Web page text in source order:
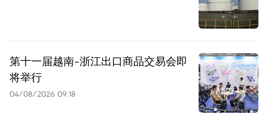
第十一届越南-浙江出口商品交易会即
将举行
04/08/2026 09:18